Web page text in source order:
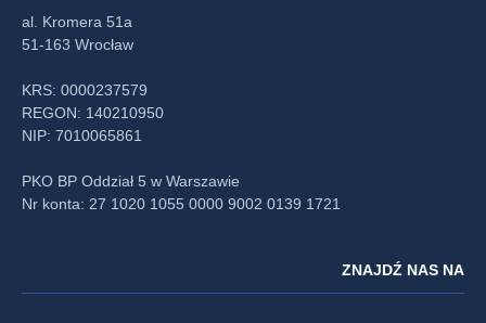
al. Kromera 51a
51-163 Wrocław
KRS: 0000237579
REGON: 140210950
NIP: 7010065861
PKO BP Oddział 5 w Warszawie
Nr konta: 27 1020 1055 0000 9002 0139 1721
ZNAJDŹ NAS NA